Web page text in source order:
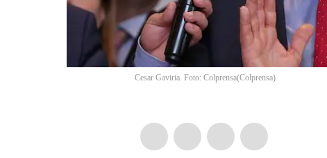
Cesar Gaviria. Foto: Colprensa(Colprensa)